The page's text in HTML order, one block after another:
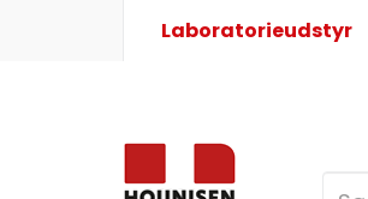
Laboratorieudstyr